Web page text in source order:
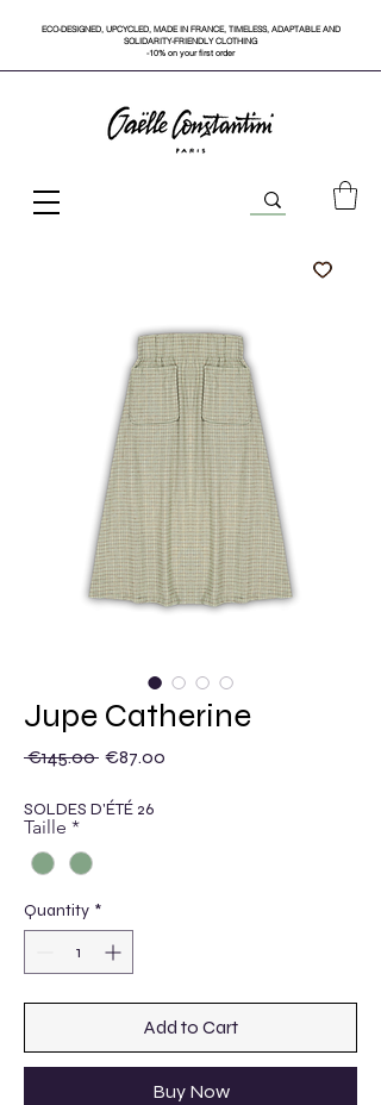
ECO-DESIGNED, UPCYCLED, MADE IN FRANCE, TIMELESS, ADAPTABLE AND
SOLIDARITY-FRIENDLY CLOTHING
-10% on your first order
Jupe Catherine
€145.00 Regular Price
€87.00
SOLDES D'ÉTÉ 26
Taille *
Quantity *
Add to Cart
Buy Now